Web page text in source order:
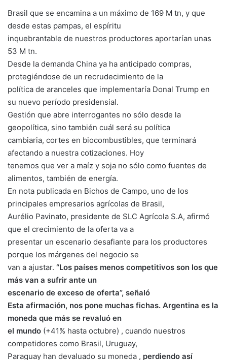
Brasil que se encamina a un máximo de 169 M tn, y que
desde estas pampas, el espíritu
inquebrantable de nuestros productores aportarían unas
53 M tn.
Desde la demanda China ya ha anticipado compras,
protegiéndose de un recrudecimiento de la
política de aranceles que implementaría Donal Trump en
su nuevo período presidensial.
Gestión que abre interrogantes no sólo desde la
geopolítica, sino también cuál será su política
cambiaria, cortes en biocombustibles, que terminará
afectando a nuestra cotizaciones. Hoy
tenemos que ver a maíz y soja no sólo como fuentes de
alimentos, también de energía.
En nota publicada en Bichos de Campo, uno de los
principales empresarios agrícolas de Brasil,
Aurélio Pavinato, presidente de SLC Agrícola S.A, afirmó
que el crecimiento de la oferta va a
presentar un escenario desafiante para los productores
porque los márgenes del negocio se
van a ajustar. “Los países menos competitivos son los que
más van a sufrir ante un
escenario de exceso de oferta”, señaló
Esta afirmación, nos pone muchas fichas. Argentina es la
moneda que más se revaluó en
el mundo (+41% hasta octubre) , cuando nuestros
competidores como Brasil, Uruguay,
Paraguay han devaluado su moneda , perdiendo así